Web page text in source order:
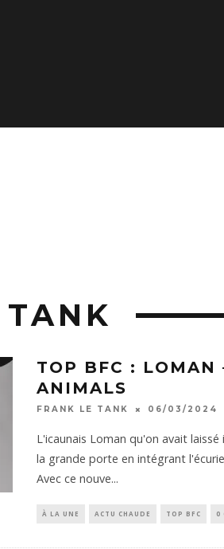
TOP BFC : LOMAN
ANIMALS
FRANK LE TANK 06/03/2024
L'icaunais Loman qu'on avait
la grande porte en intégrant
Avec ce nouve...
À LA UNE ACTU CHAUDE TOP BFC 0